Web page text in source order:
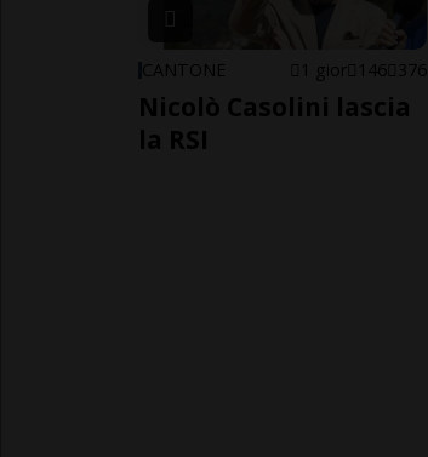
CANTONE 1 gior 146 376
Nicolò Casolini lascia
la RSI